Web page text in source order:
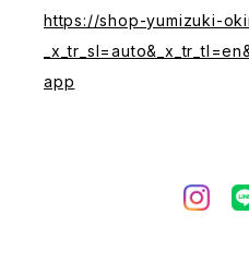
https://shop-yumizuki-
app